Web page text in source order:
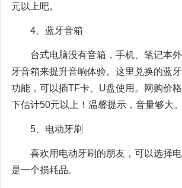
元以上吧。
4、蓝牙音箱
台式电脑没有音箱，手机、笔记本
牙音箱来提升音响体验。这里兑换的蓝
功能，可以插TF卡、U盘使用。网购价
下估计50元以上！温馨提示，音量够大。
5、电动牙刷
喜欢用电动牙刷的朋友，可以选择
是一个损耗品。